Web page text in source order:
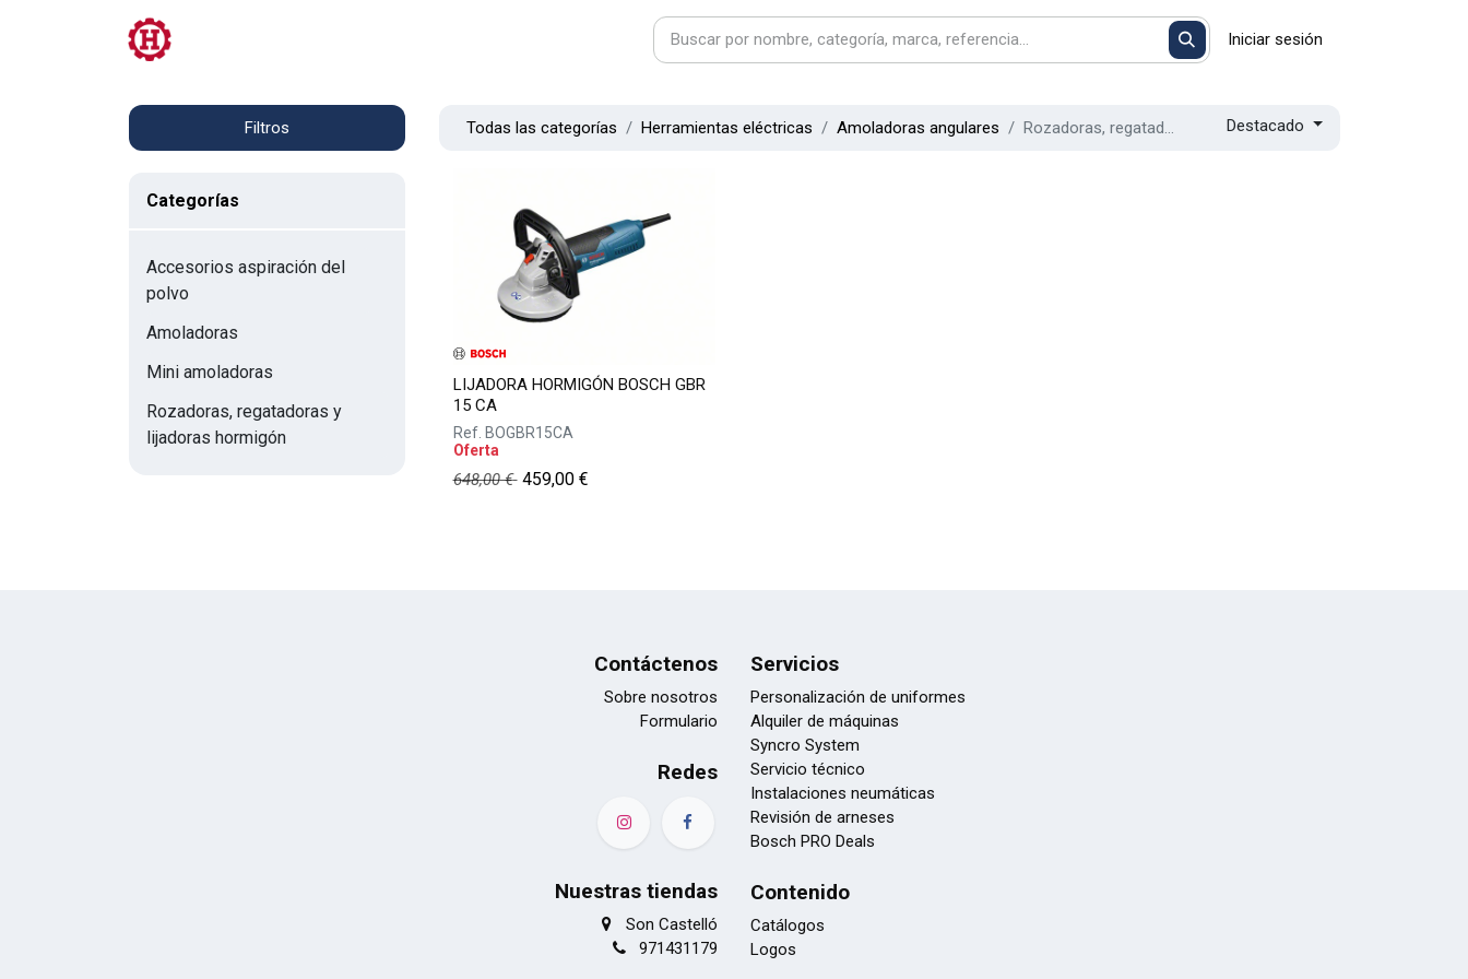
Iniciar sesión
Filtros
Categorías
Accesorios aspiración del
polvo
Amoladoras
Mini amoladoras
Rozadoras, regatadoras y
lijadoras hormigón
Todas las categorías Herramientas eléctricas Amoladoras angulares Destacado
LIJADORA HORMIGÓN BOSCH GBR
15 CA
Ref. BOGBR15CA
Oferta
648,00€ 459,00€
Contáctenos
Sobre nosotros
Formulario
Redes
Nuestras tiendas
Son Castelló
971431179
Servicios
Personalización de uniformes
Alquiler de máquinas
Syncro System
Servicio técnico
Instalaciones neumáticas
Revisión de arneses
Bosch PRO Deals
Contenido
Catálogos
Logos